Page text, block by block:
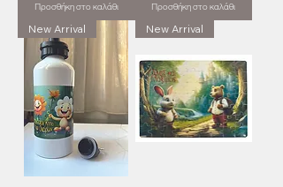
Προσθήκη στο καλάθι Προσθήκη στο καλάθι
New Arrival New Arrival